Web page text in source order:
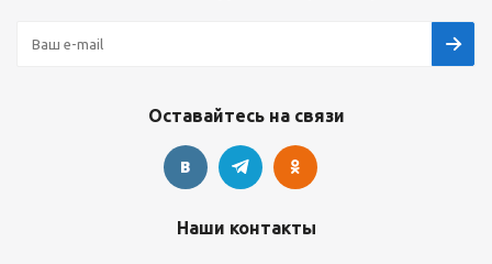
Оставайтесь на связи
Наши контакты